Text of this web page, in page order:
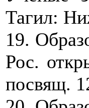
Тагил:
19.
Рос.
посвящ.